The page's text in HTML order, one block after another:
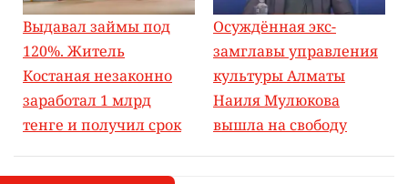
Выдавал займы под
120%. Житель
Костаная незаконно
заработал 1 млрд
тенге и получил срок
Осуждённая экс-
замглавы управления
культуры Алматы
Наиля Мулюкова
вышла на свободу